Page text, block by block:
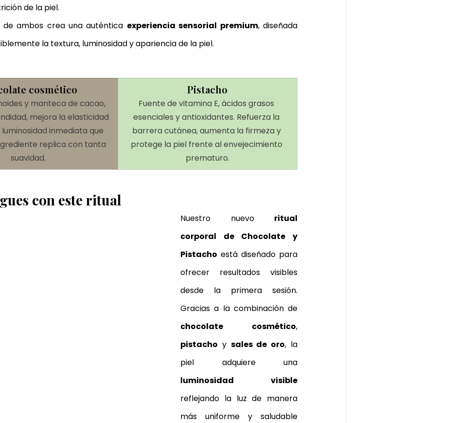
de la piel.
de ambos crea una auténtica experiencia sensorial premium, diseñada
la textura, luminosidad y apariencia de la piel.
cosmético
y manteca de cacao,
mejora la elasticidad
inmediata que
replica con tanta
suavidad.
Pistacho
Fuente de vitamina E, ácidos grasos
esenciales y antioxidantes. Refuerza la
barrera cutánea, aumenta la firmeza y
protege la piel frente al envejecimiento
prematuro.
con este ritual
Nuestro nuevo ritual
corporal de Chocolate y
Pistacho está diseñado para
ofrecer resultados visibles
desde la primera sesión.
chocolate cosmético
pistacho y sales de oro, la
reflejando la luz de manera
más uniforme y saludable